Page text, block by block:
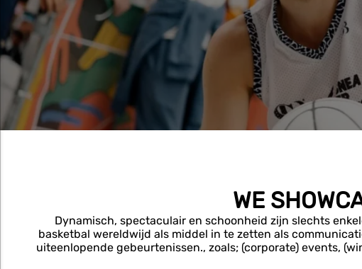
WE
Dynamisch, spectaculair en schoonheid zijn slechts
basketbal wereldwijd als middel in te zetten als
uiteenlopende gebeurtenissen., zoals; (corporate) events,